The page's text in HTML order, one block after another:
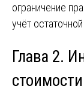
ограничение
учёт
Глава 2.